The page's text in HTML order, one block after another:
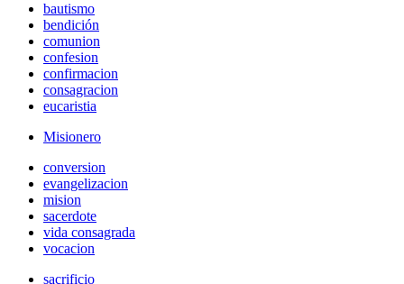
bautismo
bendición
comunion
confesion
confirmacion
consagracion
eucaristia
Misionero
conversion
evangelizacion
mision
sacerdote
vida consagrada
vocacion
sacrificio